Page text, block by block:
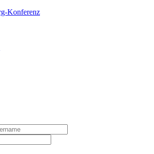
Konferenz